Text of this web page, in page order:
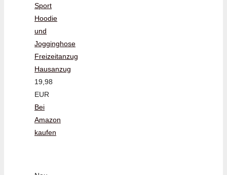
Sport
Hoodie
und
Jogginghose
Freizeitanzug
Hausanzug
19,98
EUR
Bei
Amazon
kaufen